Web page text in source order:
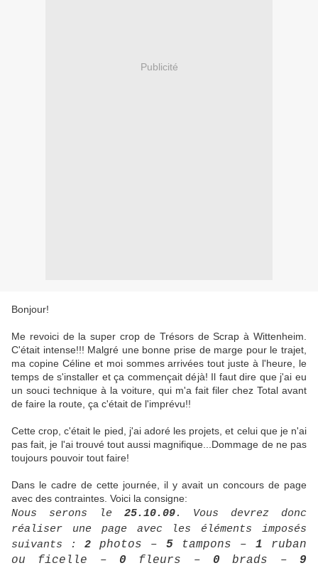
Publicité
Bonjour!
Me revoici de la super crop de Trésors de Scrap à Wittenheim.
C'était intense!!! Malgré une bonne prise de marge pour le trajet,
ma copine Céline et moi sommes arrivées tout juste à l'heure, le
temps de s'installer et ça commençait déjà! Il faut dire que j'ai eu
un souci technique à la voiture, qui m'a fait filer chez Total avant
de faire la route, ça c'était de l'imprévu!!
Cette crop, c'était le pied, j'ai adoré les projets, et celui que je n'ai
pas fait, je l'ai trouvé tout aussi magnifique...Dommage de ne pas
toujours pouvoir tout faire!
Dans le cadre de cette journée, il y avait un concours de page
avec des contraintes. Voici la consigne:
Nous serons le 25.10.09. Vous devrez donc
réaliser une page avec les éléments imposés
suivants :
2 photos – 5 tampons – 1 ruban
ou ficelle – 0 fleurs – 0 brads – 9